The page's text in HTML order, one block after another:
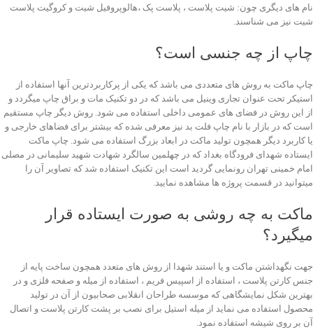
نام های دیگری چون: شیت پلاست ، پلاست پک ،هالوپروفیل شیت و کروگیت پلاست
شیت نیز می شناسند.
چاپ از چه جنسی است؟
چاپ ماکت به روش های متعددی می باشد که یکی از پرکاربردترین آنها استفاده از
استیکر تحت عنوان تجاری وینیل می باشد که در دو تکنیک مات و براق چاپ میگردد و
از این روش در فضای های عمومی داخلی استفاده می شود. روش دیگر چاپ مستقیم
است که در بازار با نام چاپ فلت بد نیز معرفی شده که بیشتر برای فضاهای خارجی و
یا کاربرد دیگر همچون تولید ماکت در ابعاد بزرگ استفاده می شود. چاپ ماکت
ایستاده شهدای فرودگاه بغداد که در چهلمین سالگرد شهادت شهید سلیمانی در مصلی
امام خمینی تهران رونمایی گردید است این تکنیک استفاده شد که تصاویر آن را
میتوانید در قسمت پروژه ها مشاهده نمایید.
ماکت به چه روشی به صورت ایستاده قرار
میگیرد؟
جهت نگهداشتن ماکت و یا استند شهدا از روش های متعدد همچون ساخت پایه از
جنس کارتن پلاست ، استفاده از اسپیس فریم ، استفاده از میله و صفحه فلزی و در
بهترین شکل نمایشگاهی که موسسه طراحان انقلابی صحابیون از آن در تولید
محصول استفاده می نماید از میله استیل برای نصب بر پشت کارتن پلاست و اتصال
آن بر روی شیشه استفاده نمود.